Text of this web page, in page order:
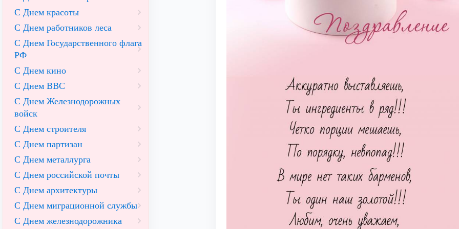
С Днем красоты
С Днем работников леса
С Днем Государственного флага
РФ
С Днем кино
С Днем ВВС
С Днем Железнодорожных
войск
С Днем строителя
С Днем партизан
С Днем металлурга
С Днем российской почты
С Днем архитектуры
С Днем миграционной службы
С Днем железнодорожника